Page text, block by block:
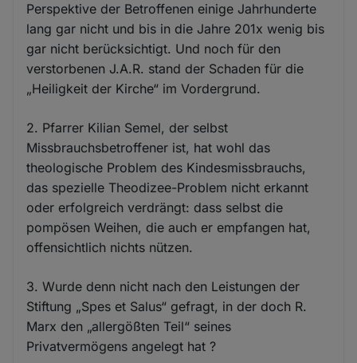
Perspektive der Betroffenen einige Jahrhunderte
lang gar nicht und bis in die Jahre 201x wenig bis
gar nicht berücksichtigt. Und noch für den
verstorbenen J.A.R. stand der Schaden für die
„Heiligkeit der Kirche“ im Vordergrund.
2. Pfarrer Kilian Semel, der selbst
Missbrauchsbetroffener ist, hat wohl das
theologische Problem des Kindesmissbrauchs,
das spezielle Theodizee-Problem nicht erkannt
oder erfolgreich verdrängt: dass selbst die
pompösen Weihen, die auch er empfangen hat,
offensichtlich nichts nützen.
3. Wurde denn nicht nach den Leistungen der
Stiftung „Spes et Salus“ gefragt, in der doch R.
Marx den „allergößten Teil“ seines
Privatvermögens angelegt hat ?